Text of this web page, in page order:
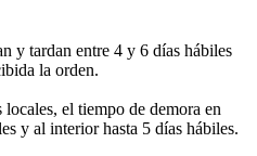
y tardan entre 4 y 6 días hábiles
la orden.
el tiempo de demora en
y al interior hasta 5 días hábiles.